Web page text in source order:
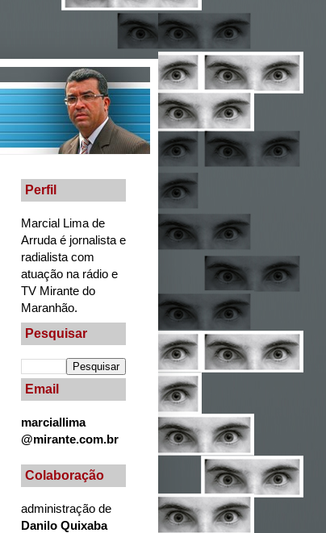
Perfil
Marcial Lima de
Arruda é jornalista e
radialista com
atuação na rádio e
TV Mirante do
Maranhão.
Pesquisar
Email
marciallima
@mirante.com.br
Colaboração
administração de
Danilo Quixaba